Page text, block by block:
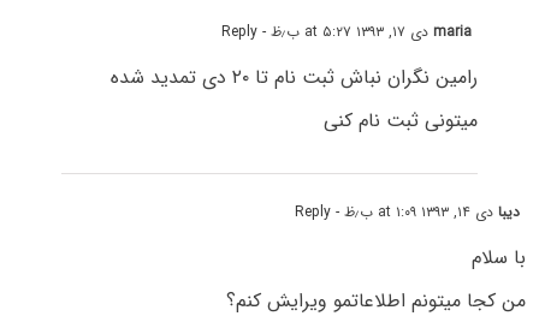
mariaدی ۱۷, ۱۳۹۳ at ۵:۲۷ ب٫ظ - Reply
رامین نگران نباش ثبت نام تا ۲۰ دی تمدید شده
میتونی ثبت نام کنی
دیبادی ۱۴, ۱۳۹۳ at ۱:۰۹ ب٫ظ - Reply
با سلام
من کجا میتونم اطلاعاتمو ویرایش کنم؟